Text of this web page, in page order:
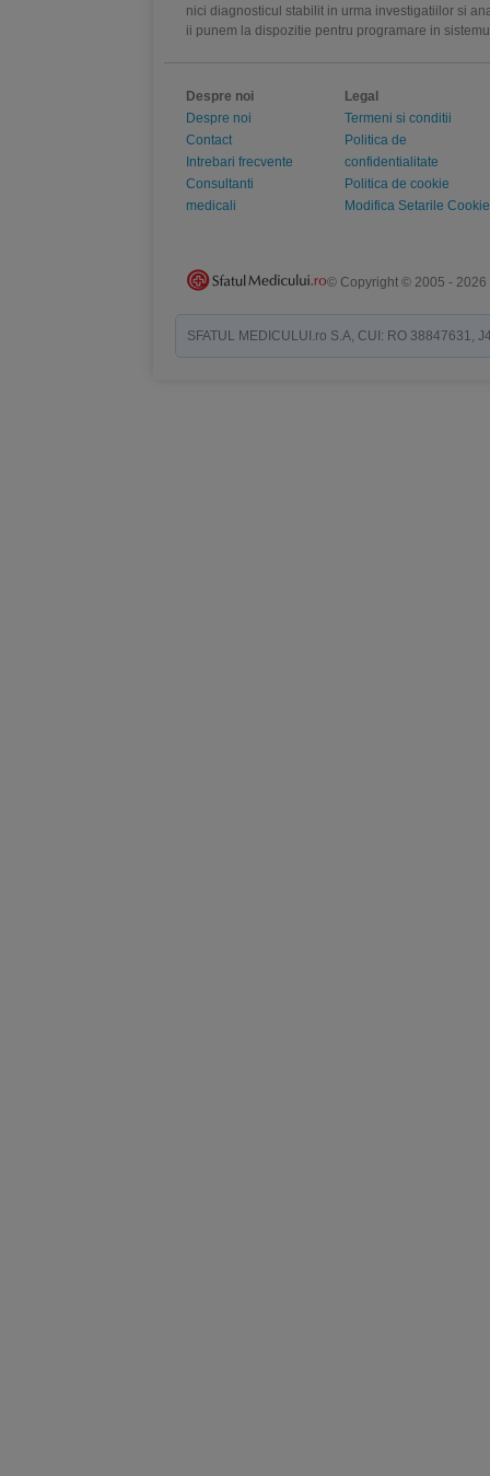
nici diagnosticul stabilit in urma investigatiilor si
ii punem la dispozitie pentru programare in
Despre noi
Despre noi
Contact
Intrebari frecvente
Consultanti
medicali
Legal
Termeni si conditii
Politica de
confidentialitate
Politica de cookie
Modifica Setarile Cookie
© Copyright © 2005 - 2026
SFATUL MEDICULUI.ro S.A, CUI: RO 38847631,